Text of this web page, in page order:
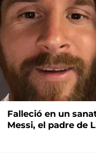
Falleció en un
Messi, el padre de